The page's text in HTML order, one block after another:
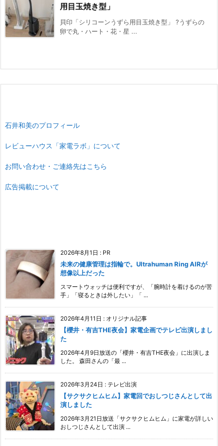
用目玉焼き型」
貝印「シリコーンうずら用目玉焼き型」 ?うずらの
卵で丸・ハート・花・星 ...
石井和美のプロフィール
レビューハウス「家電ラボ」について
お問い合わせ・ご連絡先はこちら
広告掲載について
2026年8月1日 : PR
未来の健康管理は指輪で。Ultrahuman Ring AIRが
想像以上だった
スマートウォッチは便利ですが、「腕時計を着けるのが苦
手」「寝るときは外したい」「 ...
2026年4月11日 : オリジナル記事
【櫻井・有吉THE夜会】家電企画でテレビ出演しまし
た
2026年4月9日放送の「櫻井・有吉THE夜会」に出演しま
した。 森田さんの「最 ...
2026年3月24日 : テレビ出演
【サクサクヒムヒム】家電回でおしつじさんとして出
演しました
2026年3月21日放送「サクサクヒムヒム」に家電が詳しい
おしつじさんとして出演 ...